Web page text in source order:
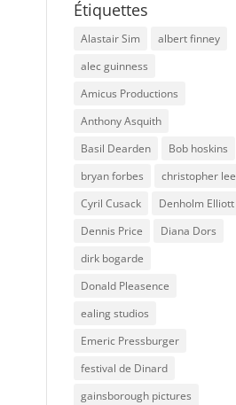
Étiquettes
Alastair Sim
albert finney
alec guinness
Amicus Productions
Anthony Asquith
Basil Dearden
Bob hoskins
bryan forbes
christopher lee
Cyril Cusack
Denholm Elliott
Dennis Price
Diana Dors
dirk bogarde
Donald Pleasence
ealing studios
Emeric Pressburger
festival de Dinard
gainsborough pictures